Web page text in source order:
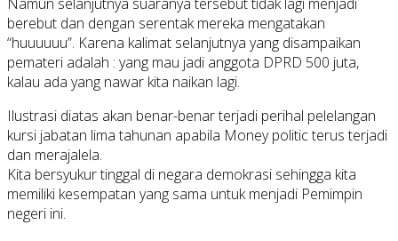
berebut dan dengan serentak mereka mengatakan
“huuuuuu”. Karena kalimat selanjutnya yang disampaikan
pemateri adalah : yang mau jadi anggota DPRD 500 juta,
kalau ada yang nawar kita naikan lagi.
Ilustrasi diatas akan benar-benar terjadi perihal pelelangan
kursi jabatan lima tahunan apabila Money politic terus terjadi
dan merajalela.
Kita bersyukur tinggal di negara demokrasi sehingga kita
memiliki kesempatan yang sama untuk menjadi Pemimpin
negeri ini.